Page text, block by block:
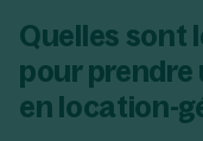
Quelles sont
pour prendre
en location-